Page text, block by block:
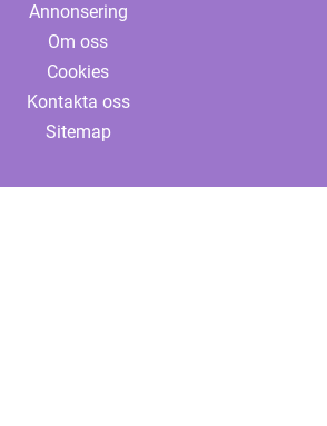
Annonsering
Om oss
Cookies
Kontakta oss
Sitemap